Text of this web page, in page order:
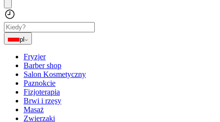
pl
Fryzjer
Barber shop
Salon Kosmetyczny
Paznokcie
Fizjoterapia
Brwi i rzęsy
Masaż
Zwierzaki